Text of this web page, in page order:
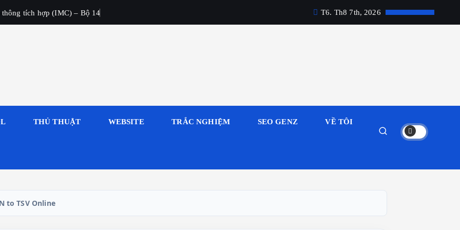
tích hợp (IMC) – Bộ 14 T6. Th8 7th, 2026
THỦ THUẬT WEBSITE TRẮC NGHIỆM SEO GENZ VỀ TÔI
to TSV Online